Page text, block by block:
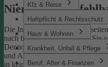
Kfz & Reise
Haftpflicht & Rechtsschutz
Haus & Wohnen
Krankheit, Unfall & Pflege
Beruf, Alter & Finanzen
Niemand ist
Die Inhalte der DEVK-
nach bestem Wissen erstellt. Sie
Dennoch können wir keine
und Aktualität übernehmen. Die
in keinem Fall für Schäden oder